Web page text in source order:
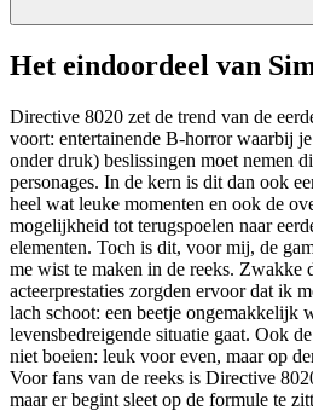
Het eindoordeel van
Directive 8020 zet de trend van de
voort: entertainende B-horror waarbij
onder druk) beslissingen moet nemen
personages. In de kern is dit dan ook
heel wat leuke momenten en ook de
mogelijkheid tot terugspoelen naar
elementen. Toch is dit, voor mij, de
me wist te maken in de reeks. Zwakke
acteerprestaties zorgden ervoor dat ik
lach schoot: een beetje ongemakkelijk
levensbedreigende situatie gaat. Ook
niet boeien: leuk voor even, maar op
Voor fans van de reeks is Directive
maar er begint sleet op de formule te